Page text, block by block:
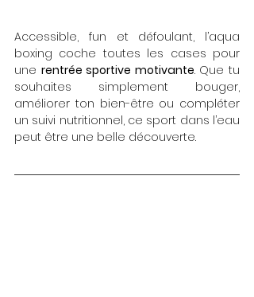
Accessible, fun et défoulant, l’aqua
boxing coche toutes les cases pour
une rentrée sportive motivante. Que tu
souhaites simplement bouger,
améliorer ton bien-être ou compléter
un suivi nutritionnel, ce sport dans l’eau
peut être une belle découverte.